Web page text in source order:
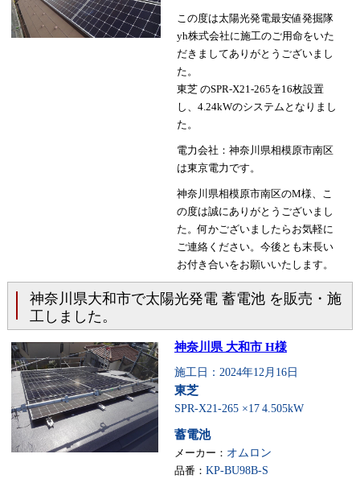
この度は太陽光発電最安値発掘隊
yh株式会社に施工のご用命をいた
だきましてありがとうございまし
た。
東芝 のSPR-X21-265を16枚設置
し、4.24kWのシステムとなりまし
た。
電力会社：神奈川県相模原市南区
は東京電力です。
神奈川県相模原市南区のM様、こ
の度は誠にありがとうございまし
た。何かございましたらお気軽に
ご連絡ください。今後とも末長い
お付き合いをお願いいたします。
神奈川県大和市で太陽光発電 蓄電池 を販売・施
工しました。
神奈川県 大和市 H様
施工日：2024年12月16日
東芝
SPR-X21-265 ×17 4.505kW
蓄電池
メーカー： オムロン
品番： KP-BU98B-S